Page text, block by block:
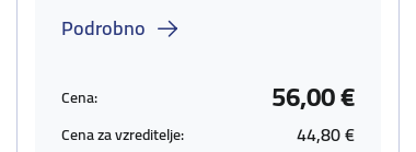
Podrobno
Cena: 56,00 €
Cena za vzreditelje: 44,80 €